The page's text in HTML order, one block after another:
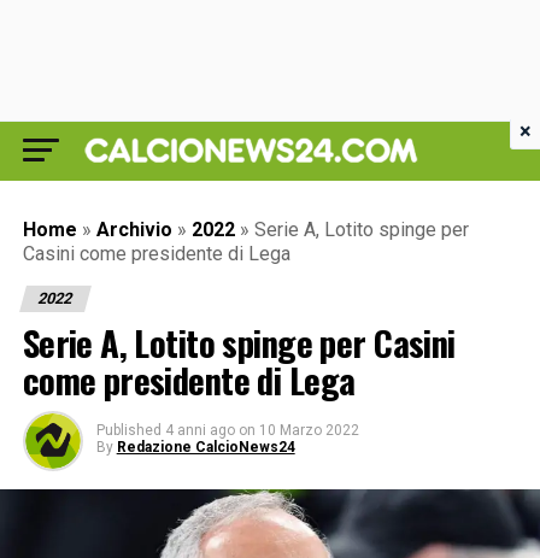
Home » Archivio » 2022 » Serie A, Lotito spinge per
Casini come presidente di Lega
2022
Serie A, Lotito spinge per Casini
come presidente di Lega
Published 4 anni ago on 10 Marzo 2022
By Redazione CalcioNews24
×